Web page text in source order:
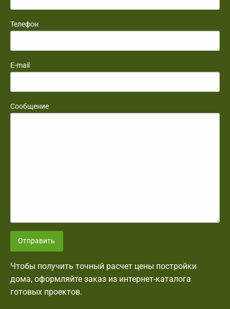
Телефон
E-mail
Сообщение
Отправить
Чтобы получить точный расчет цены постройки
дома, оформляйте заказ из интернет-каталога
готовых проектов.